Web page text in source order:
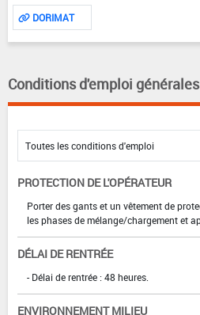
DORIMAT
Conditions d'emploi générales
PROTECTION DE L'OPÉRATEUR
Porter des gants et un vêtement de
les phases de mélange/chargement et
DÉLAI DE RENTRÉE
- Délai de rentrée : 48 heures.
ENVIRONNEMENT MILIEU